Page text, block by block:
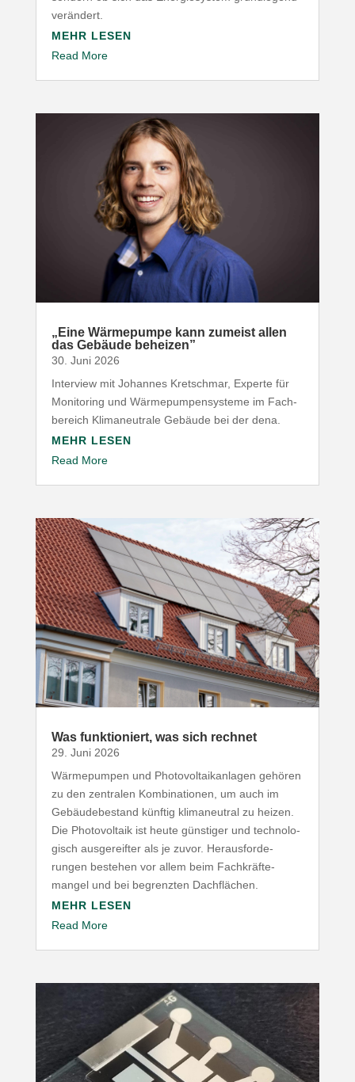
verändert.
MEHR LESEN
Read More
„ Eine Wärme­pumpe kann zumeist allen
das Gebäude beheizen”
30. Juni 2026
Interview mit Johannes Kret­schmar, Experte für
Moni­toring und Wärme­pum­pen­systeme im Fach­
be­reich Klima­neu­trale Gebäude bei der dena.
MEHR LESEN
Read More
Was funk­tio­niert, was sich rechnet
29. Juni 2026
Wärme­pumpen und Photo­vol­ta­ik­an­lagen gehören
zu den zentralen Kombi­na­tionen, um auch im
Gebäu­de­be­stand künftig klima­neutral zu heizen.
Die Photo­voltaik ist heute günstiger und tech­no­lo­
gisch ausge­reifter als je zuvor. Heraus­for­de­
rungen bestehen vor allem beim Fach­kräf­te­
mangel und bei begrenzten Dachflächen.
MEHR LESEN
Read More